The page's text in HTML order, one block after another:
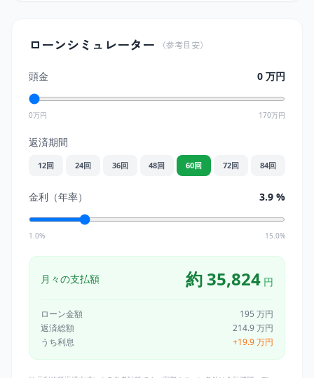
ローンシミュレーター （参考目安）
頭金 0 万円
0万円 170万円
返済期間
12回 24回 36回 48回 60回 72回 84回
金利（年率） 3.9 %
1.0% 15.0%
月々の支払額 約 35,824 円
ローン金額 195 万円
返済総額
214.9万円
うち利息
+19.9万円